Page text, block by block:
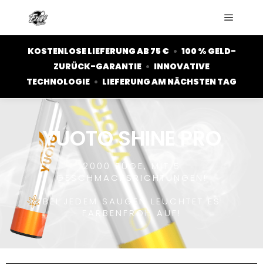
KOSTENLOSE LIEFERUNG AB 75 € • 100 % GELD-
ZURÜCK-GARANTIE • INNOVATIVE
TECHNOLOGIE • LIEFERUNG AM NÄCHSTEN TAG
YUOTO SHINE PRO
2000 ZÜGE, MIT 5
GESCHMACKSRICHTUNGEN!
BEI JEDEM SAUGEN LEUCHTET ES
FARBENFROH AUF!